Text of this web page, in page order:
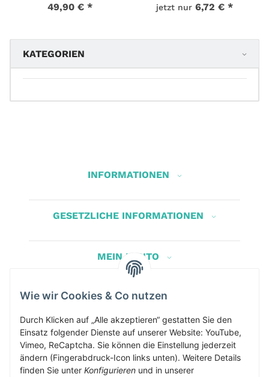
49,90 € *
jetzt nur 6,72 € *
KATEGORIEN
INFORMATIONEN
GESETZLICHE INFORMATIONEN
MEIN KONTO
Herbis Anglerladen
Inh.Herbert Schinnerl
Kirchdorf am Inn 5
4982 Kirchdorf am Inn
info@herbis-anglerladen.at
Wie wir Cookies & Co nutzen
Durch Klicken auf „Alle akzeptieren“ gestatten Sie den
Einsatz folgender Dienste auf unserer Website: YouTube,
Vimeo, ReCaptcha. Sie können die Einstellung jederzeit
ändern (Fingerabdruck-Icon links unten). Weitere Details
finden Sie unter Konfigurieren und in unserer